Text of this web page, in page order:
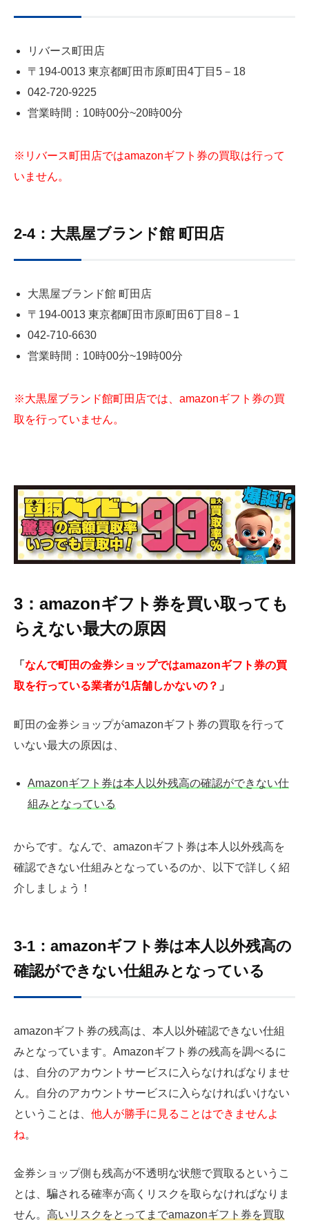
リバース町田店
〒194-0013 東京都町田市原町田4丁目5－18
042-720-9225
営業時間：10時00分~20時00分
※リバース町田店ではamazonギフト券の買取は行って
いません。
2-4：大黒屋ブランド館 町田店
大黒屋ブランド館 町田店
〒194-0013 東京都町田市原町田6丁目8－1
042-710-6630
営業時間：10時00分~19時00分
※大黒屋ブランド館町田店では、amazonギフト券の買
取を行っていません。
3：amazonギフト券を買い取っても
らえない最大の原因
「 なんで町田の金券ショップではamazonギフト券の買
取を行っている業者が1店舗しかないの？ 」
町田の金券ショップがamazonギフト券の買取を行って
いない最大の原因は、
Amazonギフト券は本人以外残高の確認ができない仕
組みとなっている
からです。なんで、amazonギフト券は本人以外残高を
確認できない仕組みとなっているのか、以下で詳しく紹
介しましょう！
3-1：amazonギフト券は本人以外残高の
確認ができない仕組みとなっている
amazonギフト券の残高は、本人以外確認できない仕組
みとなっています。Amazonギフト券の残高を調べるに
は、自分のアカウントサービスに入らなければなりませ
ん。自分のアカウントサービスに入らなければいけない
ということは、 他人が勝手に見ることはできませんよ
ね。
金券ショップ側も残高が不透明な状態で買取るというこ
とは、騙される確率が高くリスクを取らなければなりま
せん。 高いリスクをとってまでamazonギフト券を買取